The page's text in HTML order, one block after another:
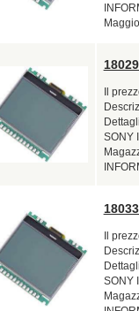
Il
SONY
Il
SONY